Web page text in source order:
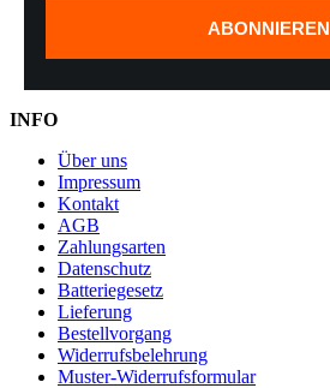
ABONNIEREN
INFO
Über uns
Impressum
Kontakt
AGB
Zahlungsarten
Datenschutz
Batteriegesetz
Lieferung
Bestellvorgang
Widerrufsbelehrung
Muster-Widerrufsformular